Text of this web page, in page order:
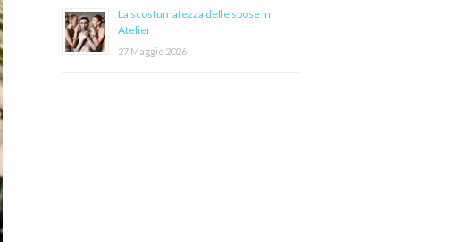
La scostumatezza delle spose in
Atelier
27 Maggio 2026